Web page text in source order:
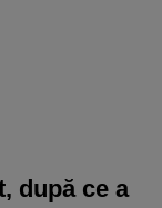
după ce a